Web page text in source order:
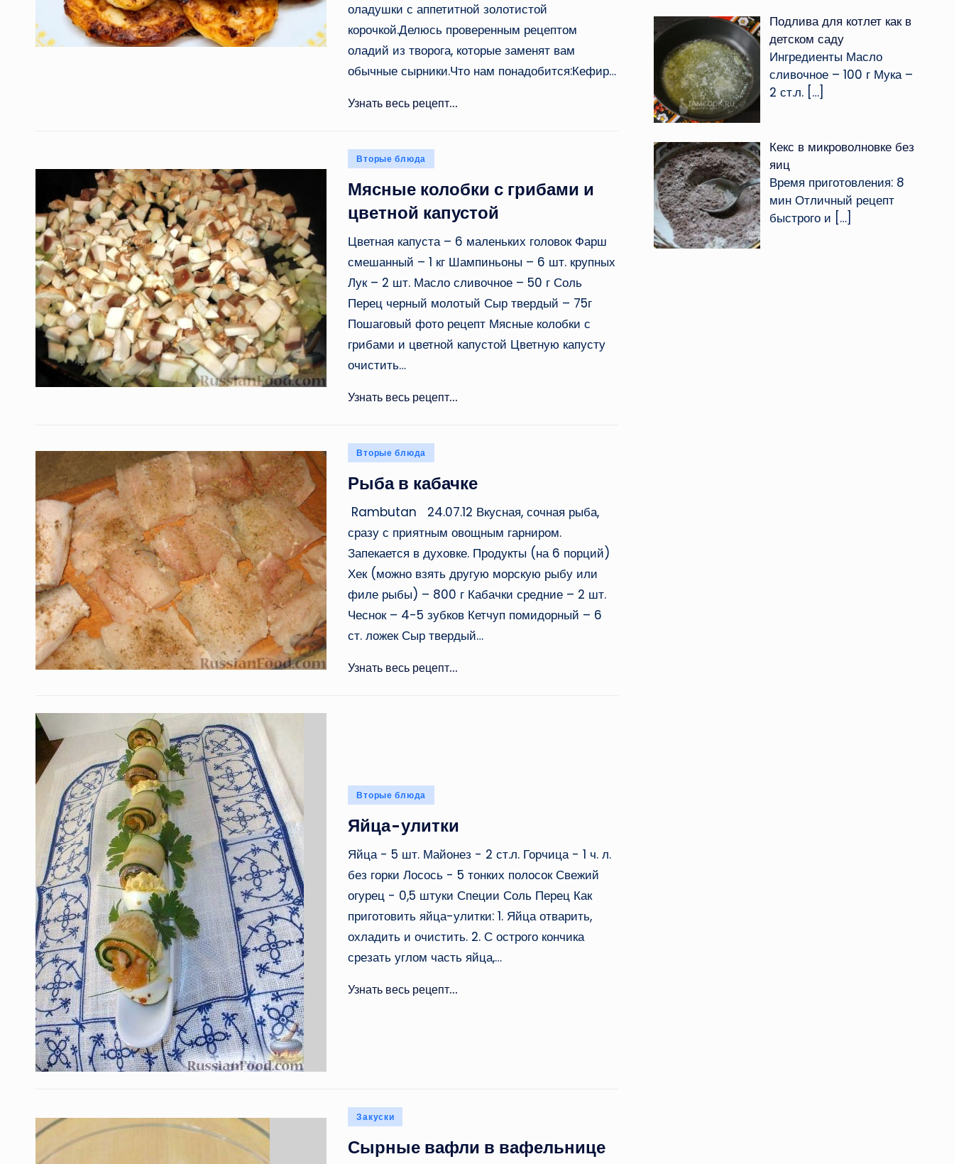
оладушки с аппетитной золотистой
корочкой.Делюсь проверенным рецептом
оладий из творога, которые заменят вам
обычные сырники.Что нам понадобится:Кефир…
Узнать весь рецепт...
Опубликовано
Вторые блюда
Мясные колобки с грибами и
цветной капустой
Цветная капуста – 6 маленьких головок Фарш
смешанный – 1 кг Шампиньоны – 6 шт. крупных
Лук – 2 шт. Масло сливочное – 50 г Соль
Перец черный молотый Сыр твердый – 75г
Пошаговый фото рецепт Мясные колобки с
грибами и цветной капустой Цветную капусту
очистить…
Узнать весь рецепт...
Опубликовано
Вторые блюда
Рыба в кабачке
Rambutan 24.07.12 Вкусная, сочная рыба,
сразу с приятным овощным гарниром.
Запекается в духовке. Продукты (на 6 порций)
Хек (можно взять другую морскую рыбу или
филе рыбы) – 800 г Кабачки средние – 2 шт.
Чеснок – 4-5 зубков Кетчуп помидорный – 6
ст. ложек Сыр твердый…
Узнать весь рецепт...
Опубликовано
Вторые блюда
Яйца-улитки
Яйца - 5 шт. Майонез - 2 ст.л. Горчица - 1 ч. л.
без горки Лосось - 5 тонких полосок Свежий
огурец - 0,5 штуки Специи Соль Перец Как
приготовить яйца-улитки: 1. Яйца отварить,
охладить и очистить. 2. С острого кончика
срезать углом часть яйца,…
Узнать весь рецепт...
Опубликовано
Закуски
Сырные вафли в вафельнице
Подлива для котлет как в
детском саду
Ингредиенты Масло
сливочное – 100 г Мука –
2 ст.л. […]
Кекс в микроволновке без
яиц
Время приготовления: 8
мин Отличный рецепт
быстрого и […]